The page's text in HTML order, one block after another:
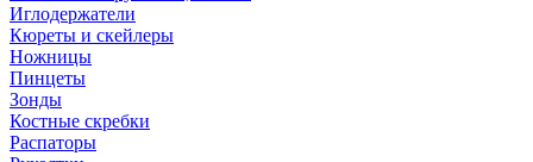
Иглодержатели
Кюреты и скейлеры
Ножницы
Пинцеты
Зонды
Костные скребки
Распаторы